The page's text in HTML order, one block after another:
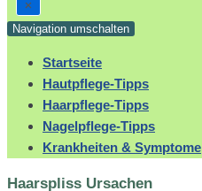
Navigation umschalten
Startseite
Hautpflege-Tipps
Haarpflege-Tipps
Nagelpflege-Tipps
Krankheiten & Symptome
Haarspliss Ursachen